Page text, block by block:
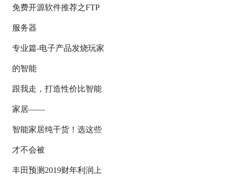
免费开源软件推荐之FTP
服务器
专业篇-电子产品发烧玩家
的智能
跟我走，打造性价比智能
家居——
智能家居纯干货！选这些
才不会被
丰田预测2019财年利润上